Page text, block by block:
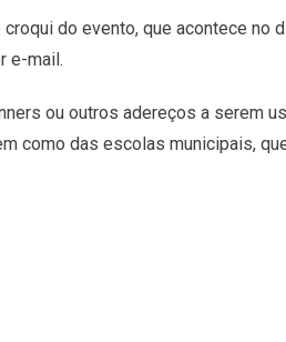
do evento, que acontece no
e-mail.
ou outros adereços a serem
como das escolas municipais,